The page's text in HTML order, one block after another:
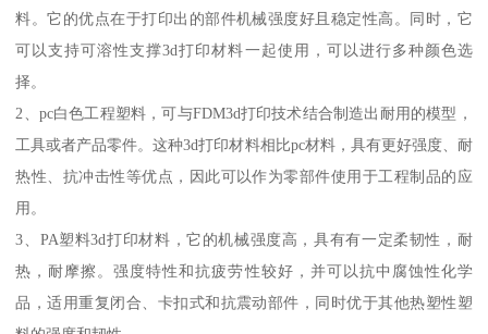
料。它的优点在于打印出的部件机械强度好且稳定性高。同时，它
可以支持可溶性支撑3d打印材料一起使用，可以进行多种颜色选
择。
2、pc白色工程塑料，可与FDM3d打印技术结合制造出耐用的模型，
工具或者产品零件。这种3d打印材料相比pc材料，具有更好强度、耐
热性、抗冲击性等优点，因此可以作为零部件使用于工程制品的应
用。
3、PA塑料3d打印材料，它的机械强度高，具有有一定柔韧性，耐
热，耐摩擦。强度特性和抗疲劳性较好，并可以抗中腐蚀性化学
品，适用重复闭合、卡扣式和抗震动部件，同时优于其他热塑性塑